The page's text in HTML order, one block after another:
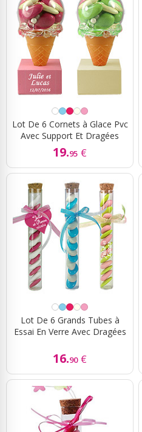
Lot De 6 Cornets à Glace Pvc
Avec Support Et Dragées
19.95 €
Lot De 6 Grands Tubes à
Essai En Verre Avec Dragées
16.90 €